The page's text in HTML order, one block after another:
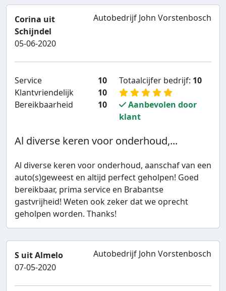
Corina uit
Schijndel
05-06-2020
Autobedrijf John Vorstenbosch
Service
10
Klantvriendelijk
10
Bereikbaarheid
10
Totaalcijfer bedrijf: 10
Aanbevolen door
klant
Al diverse keren voor onderhoud,...
Al diverse keren voor onderhoud, aanschaf van een
auto(s)geweest en altijd perfect geholpen! Goed
bereikbaar, prima service en Brabantse
gastvrijheid! Weten ook zeker dat we oprecht
geholpen worden. Thanks!
S uit Almelo
07-05-2020
Autobedrijf John Vorstenbosch